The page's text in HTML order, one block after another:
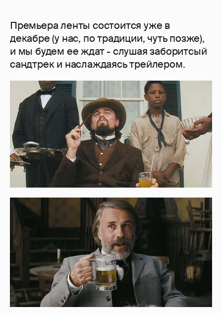
Премьера ленты состоится уже в
декабре (у нас, по традиции, чуть позже),
и мы будем ее ждат - слушая заборитсый
сандтрек и наслаждаясь трейлером.